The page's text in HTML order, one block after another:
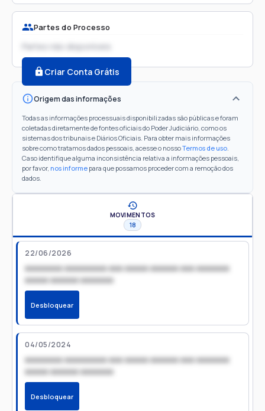
Partes do Processo
Partes não disponíveis
Criar Conta Grátis
Origem das informações
Todas as informações processuais disponibilizadas são públicas e foram
coletadas diretamente de fontes oficiais do Poder Judiciário, como os
sistemas dos tribunais e Diários Oficiais. Para obter mais informações
sobre como tratamos dados pessoais, acesse o nossoTermos de uso.
Caso identifique alguma inconsistência relativa a informações pessoais,
por favor, nos informe para que possamos proceder com a remoção dos
dados.
MOVIMENTOS
18
22/06/2026
xxxxxxxx xxxxxxxxx xxx xxxxx xxxxxx xxx xxxxxxx
xxxxx xxxxxx xxxxxxx
Desbloquear
04/05/2024
xxxxxxxx xxxxxxxxx xxx xxxxx xxxxxx xxx xxxxxxx
xxxxx xxxxxx xxxxxxx
Desbloquear